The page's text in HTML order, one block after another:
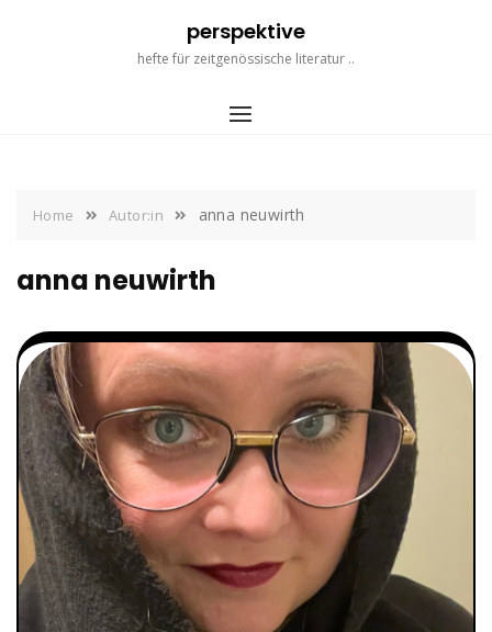
perspektive
hefte für zeitgenössische literatur ..
Home Autor:in anna neuwirth
anna neuwirth